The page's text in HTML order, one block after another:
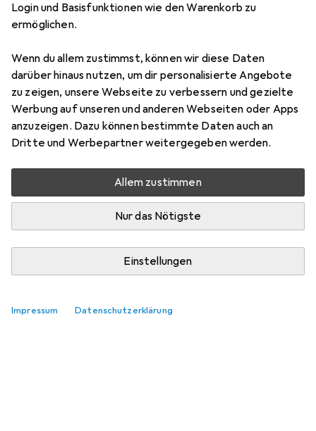
Login und Basisfunktionen wie den Warenkorb zu
ermöglichen.
Wenn du allem zustimmst, können wir diese Daten
darüber hinaus nutzen, um dir personalisierte Angebote
zu zeigen, unsere Webseite zu verbessern und gezielte
Werbung auf unseren und anderen Webseiten oder Apps
anzuzeigen. Dazu können bestimmte Daten auch an
Dritte und Werbepartner weitergegeben werden.
Allem zustimmen
Nur das Nötigste
Einstellungen
Impressum Datenschutzerklärung